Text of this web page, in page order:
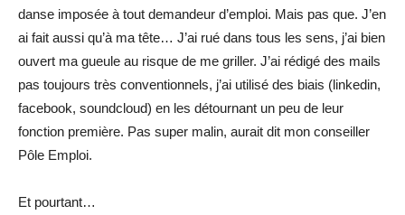
danse imposée à tout demandeur d’emploi. Mais pas que. J’en
ai fait aussi qu’à ma tête… J’ai rué dans tous les sens, j’ai bien
ouvert ma gueule au risque de me griller. J’ai rédigé des mails
pas toujours très conventionnels, j’ai utilisé des biais (linkedin,
facebook, soundcloud) en les détournant un peu de leur
fonction première. Pas super malin, aurait dit mon conseiller
Pôle Emploi.
Et pourtant…